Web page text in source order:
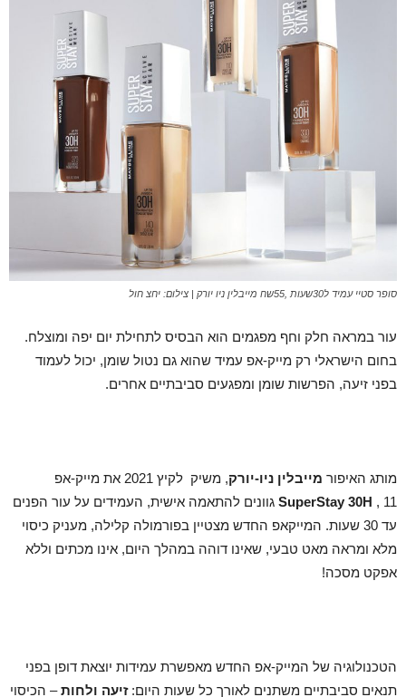
סופר סטיי עמיד ל30שעות ,55שח מייבלין ניו יורק | צילום: יחצ חול
עור במראה חלק וחף מפגמים הוא הבסיס לתחילת יום יפה ומוצלח.
בחום הישראלי רק מייק-אפ עמיד שהוא גם נטול שומן, יכול לעמוד
בפני זיעה, הפרשות שומן ומפגעים סביבתיים אחרים.
מותג האיפור מייבלין ניו-יורק, משיק לקיץ 2021 את מייק-אפ
SuperStay 30H , 11 גוונים להתאמה אישית, העמידים על עור הפנים
עד 30 שעות. המייקאפ החדש מצטיין בפורמולה קלילה, מעניק כיסוי
מלא ומראה מאט טבעי, שאינו דוהה במהלך היום, אינו מכתים וללא
אפקט מסכה!
הטכנולוגיה של המייק-אפ החדש מאפשרת עמידות יוצאת דופן בפני
תנאים סביבתיים משתנים לאורך כל שעות היום:זיעה ולחות– הכיסוי